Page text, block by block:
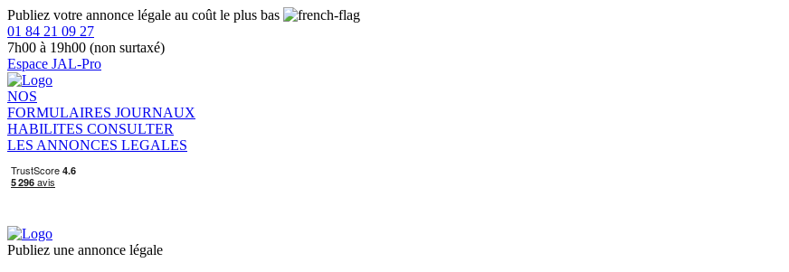
Publiez votre annonce légale au coût le plus bas
01 84 21 09 27
7h00 à 19h00 (non surtaxé)
Espace JAL-Pro
NOS
FORMULAIRES JOURNAUX
HABILITES CONSULTER
LES ANNONCES LEGALES
Publiez une annonce légale